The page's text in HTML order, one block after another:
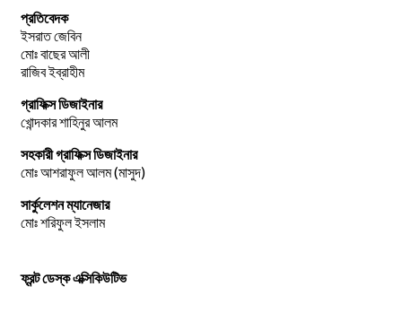
প্রতিবেদক
ইসরাত জেবিন
মোঃ বাছের আলী
রাজিব ইব্রাহীম
গ্রাফিক্স ডিজাইনার
খোন্দকার শাহিনুর আলম
সহকারী গ্রাফিক্স ডিজাইনার
মোঃ আশরাফুল আলম (মাসুদ)
সার্কুলেশন ম্যানেজার
মোঃ শরিফুল ইসলাম
ফ্রন্ট ডেস্ক এক্সিকিউটিভ